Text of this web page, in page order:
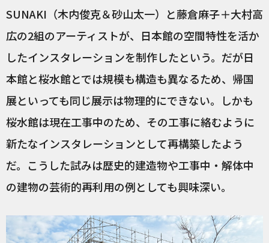
SUNAKI（木内俊克＆砂山太一）と藤倉麻子＋大村高
広の2組のアーティストが、日本館の空間特性を活か
したインスタレーションを制作したという。だが日
本館と桜水館とでは規模も構造も異なるため、帰国
展といっても同じ展示は物理的にできない。しかも
桜水館は現在工事中のため、その工事に絡むように
新たなインスタレーションとして再構築したよう
だ。こうした試みは歴史的建造物や工事中・解体中
の建物の芸術的再利用の例としても興味深い。